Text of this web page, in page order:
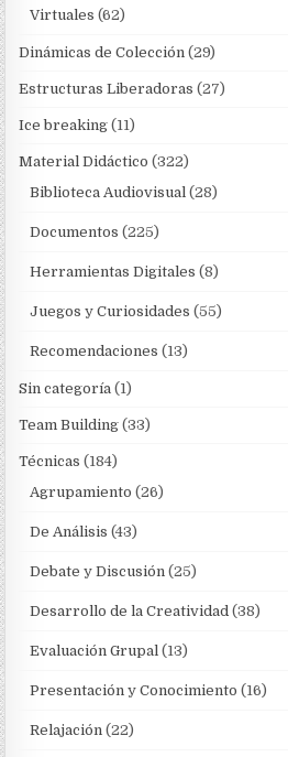
Virtuales (62)
Dinámicas de Colección (29)
Estructuras Liberadoras (27)
Ice breaking (11)
Material Didáctico (322)
Biblioteca Audiovisual (28)
Documentos (225)
Herramientas Digitales (8)
Juegos y Curiosidades (55)
Recomendaciones (13)
Sin categoría (1)
Team Building (33)
Técnicas (184)
Agrupamiento (26)
De Análisis (43)
Debate y Discusión (25)
Desarrollo de la Creatividad (38)
Evaluación Grupal (13)
Presentación y Conocimiento (16)
Relajación (22)